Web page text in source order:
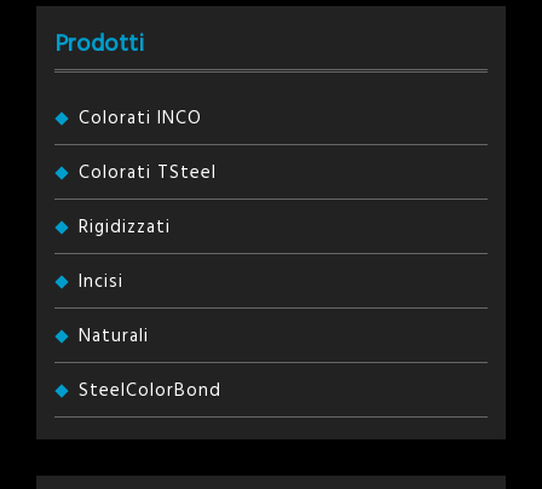
Prodotti
Colorati INCO
Colorati TSteel
Rigidizzati
Incisi
Naturali
SteelColorBond